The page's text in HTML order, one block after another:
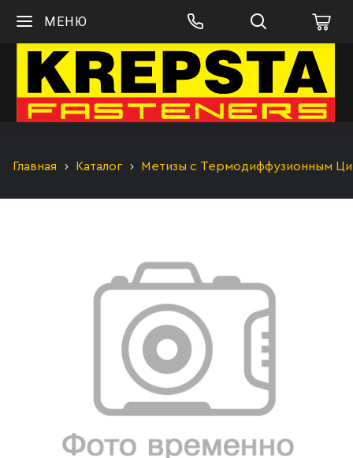
МЕНЮ
Главная Каталог Метизы с Термодиффузионным